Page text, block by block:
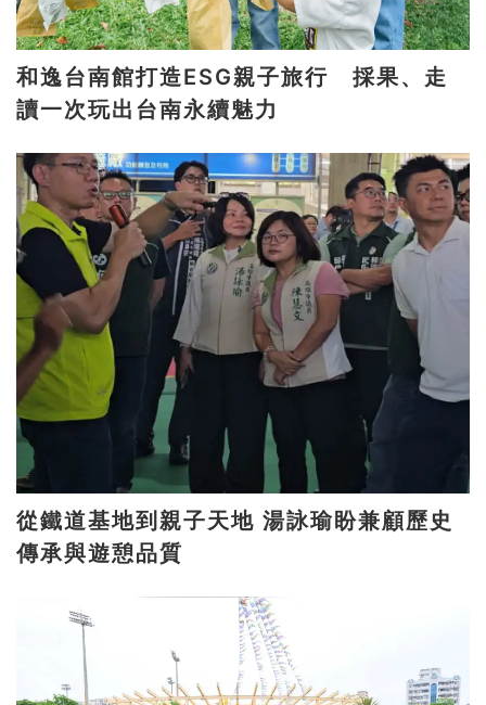
和逸台南館打造ESG親子旅行 採果、走
讀一次玩出台南永續魅力
從鐵道基地到親子天地 湯詠瑜盼兼顧歷史
傳承與遊憩品質